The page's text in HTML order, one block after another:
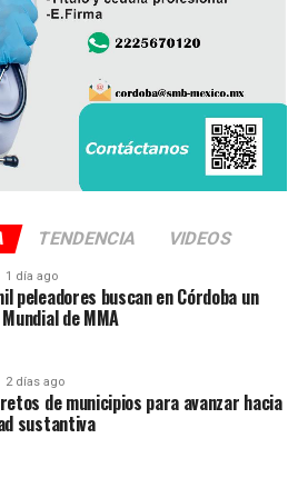
TENDENCIA VIDEOS
1 día ago
peleadores buscan en Córdoba un
de MMA
2 días ago
de municipios para avanzar hacia
sustantiva